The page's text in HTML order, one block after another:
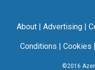
About| Advertising|
Conditions Cookies
©2016